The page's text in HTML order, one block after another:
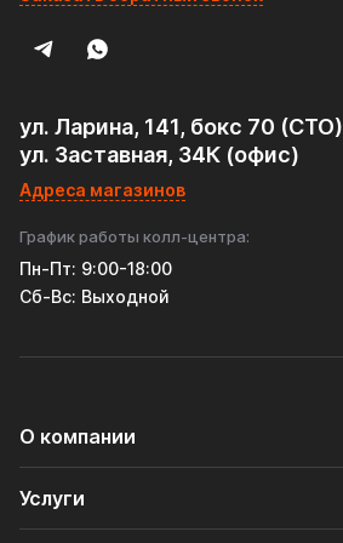
мощностью.
долговечность и надежность.
ул. Ларина, 141, бокс 70 (СТО)
ул. Заставная, 34К (офис)
Адреса магазинов
График работы колл-центра:
Пн-Пт: 9:00-18:00
Cб-Вс: Выходной
О компании
Услуги